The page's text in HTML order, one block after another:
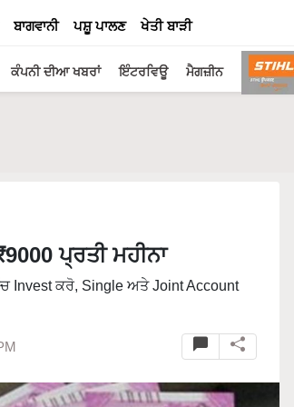
ਬਾਗਵਾਨੀ ਪਸ਼ੂ ਪਾਲਣ ਖੇਤੀ ਬਾੜੀ
ਕੰਪਨੀ ਦੀਆ ਖਬਰਾਂ ਇੰਟਰਵਿਊ ਮੈਗਜ਼ੀਨ
ਪ੍ਰਤੀ ਮਹੀਨਾ
Invest ਕਰੋ, Single ਅਤੇ Joint Account